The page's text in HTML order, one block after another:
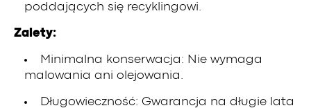
poddających się recyklingowi.
Zalety:
Minimalna konserwacja: Nie wymaga
malowania ani olejowania.
Długowieczność: Gwarancja na długie lata